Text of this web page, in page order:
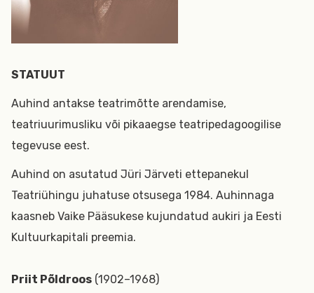
STATUUT
Auhind antakse teatrimõtte arendamise,
teatriuurimusliku või pikaaegse teatripedagoogilise
tegevuse eest.
Auhind on asutatud Jüri Järveti ettepanekul
Teatriühingu juhatuse otsusega 1984. Auhinnaga
kaasneb Vaike Pääsukese kujundatud aukiri ja Eesti
Kultuurkapitali preemia.
Priit Põldroos (1902–1968)